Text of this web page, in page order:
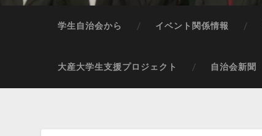
学生自治会から イベント関係情報
大産大学生支援プロジェクト 自治会新聞